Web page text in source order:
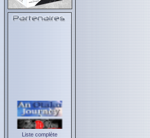
Liste complète